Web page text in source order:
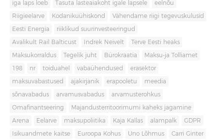
iga laps loeb Tasuta lasteaiakoht igale lapsele eelnõu
Riigieelarve Kodanikuühiskond Vähendame riigi tegevuskulusid
Eesti Energia riiklikud suurinvesteeringud
Avalikult Rail Balticust Indrek Neivelt Terve Eesti heaks
Maksukorraldus Tegelik juht Bürokraatia Maksu-ja Tolliamet
198 nr toiduahel vabaühendused erasektor
maksuvabastused ajakirjanik erapooletu meedia
sõnavabadus arvamusvabadus arvamusterohkus
Omafinantseering Majandusterritoorimumi kaheks jagamine
Arena Eelarve maksupoliitika Kaja Kallas alampalk GDPR
Isikuandmete kaitse Euroopa Kohus Uno Lõhmus Carri Ginter